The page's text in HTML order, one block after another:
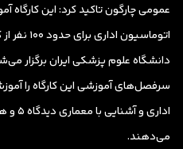
عمومی چارگون تاکید کرد: این کارگاه
دانشگاه علوم پزشکی ایران برگزار
سرفصل‌های آموزشی این کارگاه را
می‌دهند.